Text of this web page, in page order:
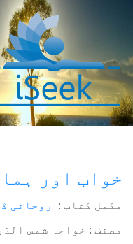
خواب اور
مکمل کتاب : روحانی
مصنف : خواجہ شمس